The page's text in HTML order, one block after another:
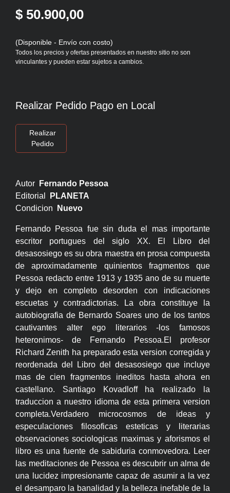
$ 50.900,00
(Disponible - Envío con costo)
Todos los precios y ofertas presentados en nuestro sitio no son
vinculantes y pueden estar sujetos a cambios.
Realizar Pedido Pago en Local
Realizar
Pedido
Autor
Fernando Pessoa
Editorial
PLANETA
Condicion
Nuevo
Fernando Pessoa fue sin duda el mas importante
escritor portugues del siglo XX. El Libro del
desasosiego es su obra maestra en prosa compuesta
de aproximadamente quinientos fragmentos que
Pessoa redacto entre 1913 y 1935 ano de su muerte
y dejo en completo desorden con indicaciones
escuetas y contradictorias. La obra constituye la
autobiografia de Bernardo Soares uno de los tantos
cautivantes alter ego literarios -los famosos
heteronimos- de Fernando Pessoa.El profesor
Richard Zenith ha preparado esta version corregida y
reordenada del Libro del desasosiego que incluye
mas de cien fragmentos ineditos hasta ahora en
castellano. Santiago Kovadloff ha realizado la
traduccion a nuestro idioma de esta primera version
completa.Verdadero microcosmos de ideas y
especulaciones filosoficas esteticas y literarias
observaciones sociologicas maximas y aforismos el
libro es una fuente de sabiduria conmovedora. Leer
las meditaciones de Pessoa es descubrir un alma de
una lucidez impresionante capaz de asumir a la vez
el desamparo la banalidad y la belleza inefable de la